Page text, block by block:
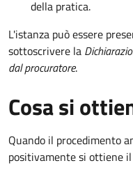
della pratica.
L'istanza può essere
sottoscrivere la
dal procuratore.
Cosa si
Quando il procedimento
positivamente si ottiene